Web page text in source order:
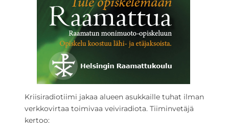
Kriisiradiotiimi jakaa alueen asukkaille tuhat ilman
verkkovirtaa toimivaa veiviradiota. Tiiminvetäjä
kertoo: